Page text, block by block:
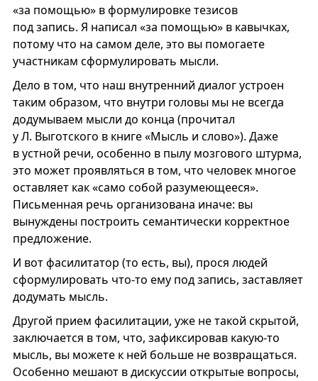
«за помощью» в формулировке тезисов
под запись. Я написал «за помощью» в кавычках,
потому что на самом деле, это вы помогаете
участникам сформулировать мысли.
Дело в том, что наш внутренний диалог устроен
таким образом, что внутри головы мы не всегда
додумываем мысли до конца (прочитал
у Л. Выготского в книге «Мысль и слово»). Даже
в устной речи, особенно в пылу мозгового штурма,
это может проявляться в том, что человек многое
оставляет как «само собой разумеющееся».
Письменная речь организована иначе: вы
вынуждены построить семантически корректное
предложение.
И вот фасилитатор (то есть, вы), прося людей
сформулировать что-то ему под запись, заставляет
додумать мысль.
Другой прием фасилитации, уже не такой скрытой,
заключается в том, что, зафиксировав какую-то
мысль, вы можете к ней больше не возвращаться.
Особенно мешают в дискуссии открытые вопросы,